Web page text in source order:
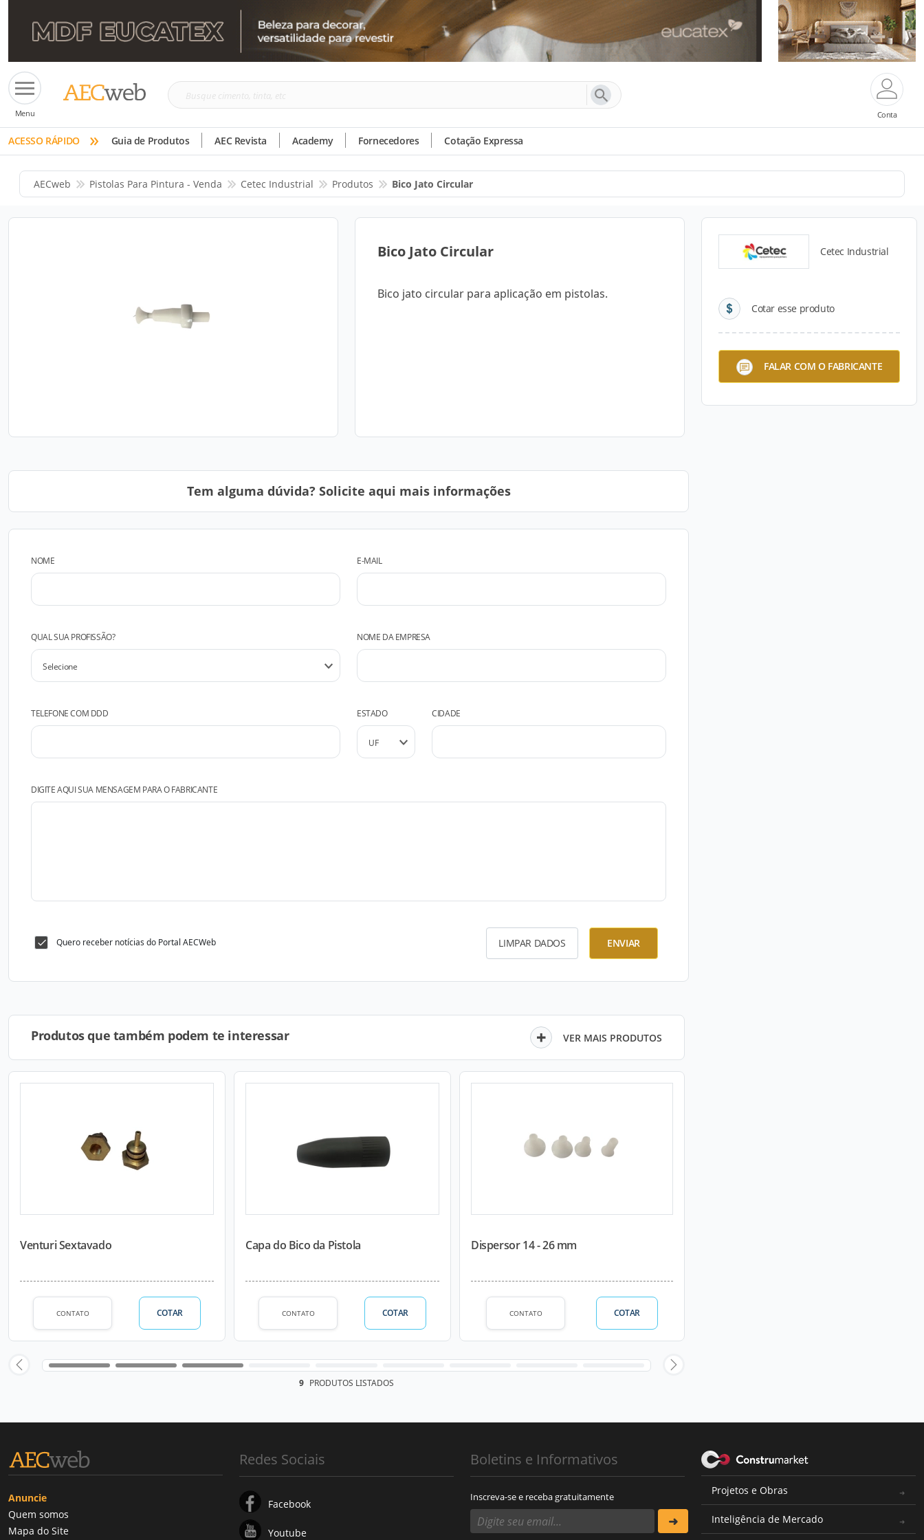
Menu
Busque
tinta,
etc
Conta
ACESSO RÁPIDO » Guia de Produtos AEC Revista Academy Fornecedores Cotação Expressa
AECweb Pistolas Para Pintura - Venda Cetec Industrial Produtos Bico Jato Circular
Bico Jato Circular
Bico jato circular para aplicação em pistolas.
Cetec Industrial
Cotar esse produto
FALAR COM O FABRICANTE
Tem alguma dúvida? Solicite aqui mais informações
NOME E-MAIL
QUAL SUA PROFISSÃO? NOME DA EMPRESA
TELEFONE COM DDD ESTADO CIDADE
DIGITE AQUI SUA MENSAGEM PARA O FABRICANTE
Quero receber notícias do Portal AECWeb LIMPAR DADOS ENVIAR
Produtos que também podem te interessar VER MAIS PRODUTOS
Venturi Sextavado
CONTATO COTAR
Capa do Bico da Pistola
CONTATO COTAR
Dispersor 14 - 26 mm
CONTATO COTAR
9 PRODUTOS LISTADOS
Anuncie
Quem somos
Mapa do Site
Redes Sociais
Facebook
Youtube
Boletins e Informativos
Inscreva-se e receba gratuitamente
Projetos e Obras
Inteligência de Mercado